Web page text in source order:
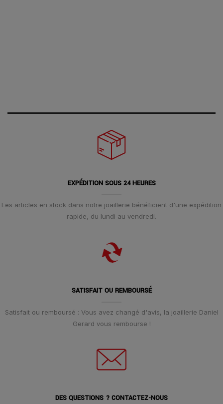
EXPÉDITION SOUS 24 HEURES
Les articles en stock dans notre joaillerie bénéficient d'une expédition
rapide, du lundi au vendredi.
SATISFAIT OU REMBOURSÉ
Satisfait ou remboursé : Vous avez changé d'avis, la joaillerie Daniel
Gerard vous rembourse !
DES QUESTIONS ? CONTACTEZ-NOUS